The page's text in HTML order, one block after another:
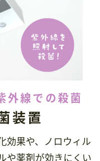
外線での殺菌
装置
効果や、ノロウィル
や薬剤が効きにくい